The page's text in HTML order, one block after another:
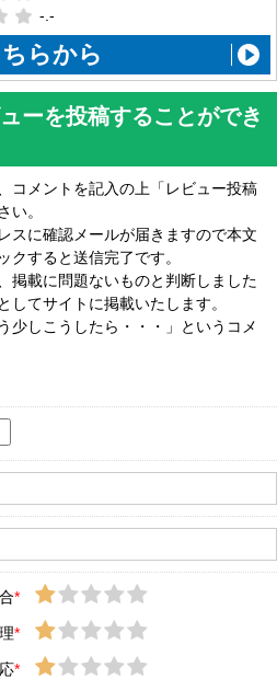
-.-
らから
ーを投稿することができ
コメントを記入の上「レビュー投稿
い。
スに確認メールが届きますので本文
クすると送信完了です。
掲載に問題ないものと判断しました
してサイトに掲載いたします。
少しこうしたら・・・」というコメ
*
*
*